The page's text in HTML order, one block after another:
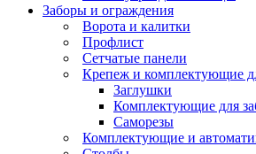
Заборы и ограждения
Ворота и калитки
Профлист
Сетчатые панели
Крепеж и комплектующие
Заглушки
Комплектующие для
Саморезы
Комплектующие и